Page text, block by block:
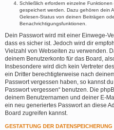
Schließlich erfordern einzelne
gespeichert werden. Dazu gehören dein
Gelesen-Status von deinen Beiträgen
Benachrichtigungsfunktionen.
Dein Passwort wird mit einer Einwege-
dass es sicher ist. Jedoch wird dir
Vielzahl von Webseiten zu verwenden.
deinem Benutzerkonto für das Board,
Insbesondere wird dich kein Vertreter
ein Dritter berechtigterweise nach
Passwort vergessen haben, so kannst
Passwort vergessen“ benutzen. Die
deinem Benutzernamen und deiner E-
ein neu generiertes Passwort an diese
Board zugreifen kannst.
GESTATTUNG DER DATENSPEICHERUNG